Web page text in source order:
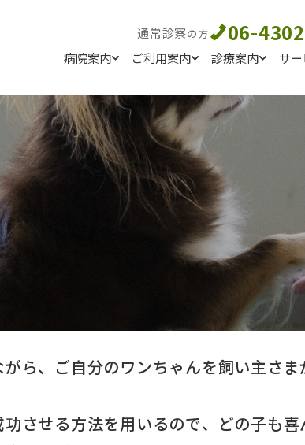
通常診察の方 06-
病院案内 ご利用案内 診療案内 サ
ら、ご自分のワンちゃんを飼い主さ
させる方法を用いるので、どの子も